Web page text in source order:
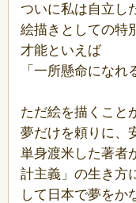
ついに私は自立し
絵描きとしての特
才能といえば
「一所懸命にな
ただ絵を描くこと
夢だけを頼りに、
単身渡米した著者
計主義」の生き方
して日本で夢をか